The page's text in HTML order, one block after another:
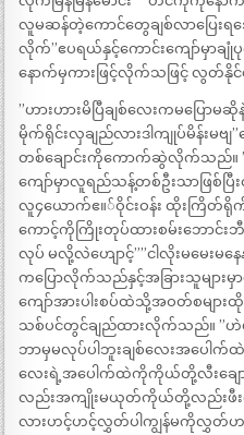
လူမဆန်တဲ့ကောင်တွေချစ်လာပြေးရအ
လိုက်”ဧပရယ်နှင့်ကောင်းကျော်မှာခ
နောက်မှကားဖြင့်လိုက်သဖြင့် လွတ်နို
”ဟားဟားမိပြီချစ်လေးကမပြော
မိုက်ရိုင်းလှချည်လားဒါကျုပ်မိန်းမဗျ
တစ်ချောင်းကိုကောက်ဆွဲလိုက်သည်။
ကျော်မှာလူရည်သန့်တစ်ဦးသာဖြစ်ပြီ
လူ၄ယောက်ဧ။်ဝိုင်းဝန်း ထိုးကြိတ်ရိုက်
ကောင့်ကိုကြိုးတုပ်ထားစမ်းဘောင်း
လုပ် မလို့လဲဟျောင့်””ငါလိုးမမေးမန
ကပြောလိုက်သည်နှင့်အခြားသူများ
ကျော်အားပါးစပ်ထဲသို့အဝတ်စမျာ
သစ်ပင်တွင်ချည်ထားလိုက်သည်။ ”
ဘာမှမလုပ်ပါဘူးချစ်လေးအပေါ
လေးရဲ့အပေါက်ထဲကိုကိုယ်တို့လီးချော
လည်းအကျိုးမယုတ်ကိုယ်တို့လည်းဖီး
လားဟင့်ဟင့်လွှတ်ပါကျွန်မကိုလွှတ်ဟင့်